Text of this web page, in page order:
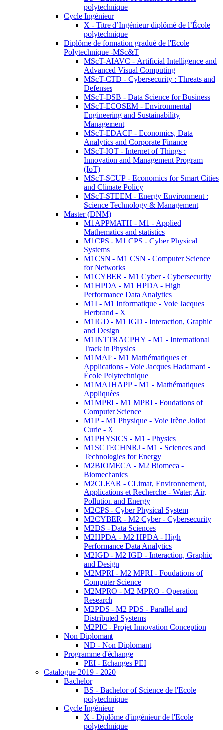
polytechnique
Cycle Ingénieur
X - Titre d’Ingénieur diplômé de l’École
polytechnique
Diplôme de formation gradué de l'Ecole
Polytechnique -MSc&T
MScT-AIAVC - Artificial Intelligence and
Advanced Visual Computing
MScT-CTD - Cybersecurity : Threats and
Defenses
MScT-DSB - Data Science for Business
MScT-ECOSEM - Environmental
Engineering and Sustainability
Management
MScT-EDACF - Economics, Data
Analytics and Corporate Finance
MScT-IOT - Internet of Things :
Innovation and Management Program
(IoT)
MScT-SCUP - Economics for Smart Cities
and Climate Policy
MScT-STEEM - Energy Environment :
Science Technology & Management
Master (DNM)
M1APPMATH - M1 - Applied
Mathematics and statistics
M1CPS - M1 CPS - Cyber Physical
Systems
M1CSN - M1 CSN - Computer Science
for Networks
M1CYBER - M1 Cyber - Cybersecurity
M1HPDA - M1 HPDA - High
Performance Data Analytics
M1I - M1 Informatique - Voie Jacques
Herbrand - X
M1IGD - M1 IGD - Interaction, Graphic
and Design
M1INTTRACPHY - M1 - International
Track in Physics
M1MAP - M1 Mathématiques et
Applications - Voie Jacques Hadamard -
École Polytechnique
M1MATHAPP - M1 - Mathématiques
Appliquées
M1MPRI - M1 MPRI - Foudations of
Computer Science
M1P - M1 Physique - Voie Irène Joliot
Curie - X
M1PHYSICS - M1 - Physics
M1SCTECHNRJ - M1 - Sciences and
Technologies for Energy
M2BIOMECA - M2 Biomeca -
Biomechanics
M2CLEAR - CLimat, Environnement,
Applications et Recherche - Water, Air,
Pollution and Energy
M2CPS - Cyber Physical System
M2CYBER - M2 Cyber - Cybersecurity
M2DS - Data Sciences
M2HPDA - M2 HPDA - High
Performance Data Analytics
M2IGD - M2 IGD - Interaction, Graphic
and Design
M2MPRI - M2 MPRI - Foudations of
Computer Science
M2MPRO - M2 MPRO - Operation
Research
M2PDS - M2 PDS - Parallel and
Distributed Systems
M2PIC - Projet Innovation Conception
Non Diplomant
ND - Non Diplomant
Programme d'échange
PEI - Echanges PEI
Catalogue 2019 - 2020
Bachelor
BS - Bachelor of Science de l'Ecole
polytechnique
Cycle Ingénieur
X - Diplôme d'ingénieur de l'Ecole
polytechnique